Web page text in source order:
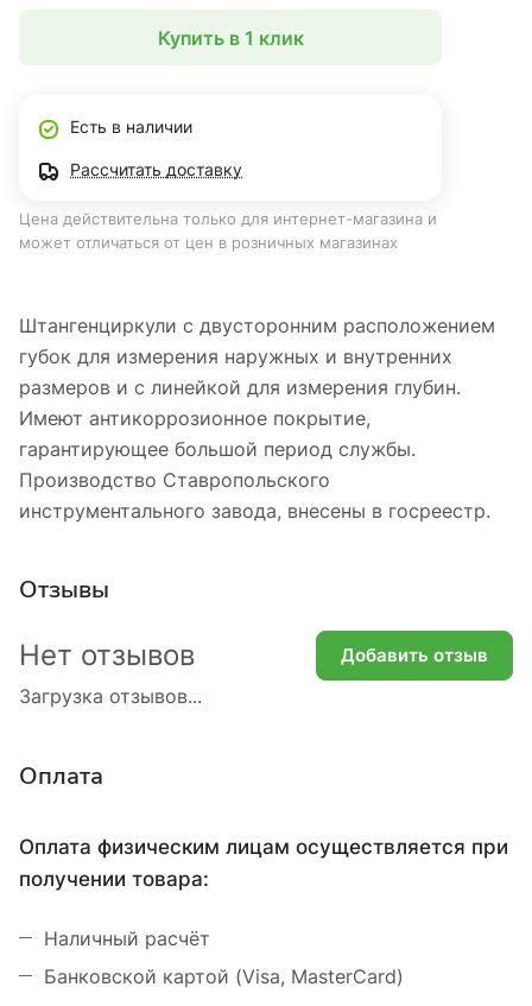
Купить в 1 клик
Есть в наличии
Рассчитать доставку
Цена действительна только для интернет-магазина и
может отличаться от цен в розничных магазинах
Штангенциркули с двусторонним расположением
губок для измерения наружных и внутренних
размеров и с линейкой для измерения глубин.
Имеют антикоррозионное покрытие,
гарантирующее большой период службы.
Производство Ставропольского
инструментального завода, внесены в госреестр.
Отзывы
Загрузка отзывов...
Нет отзывов Добавить отзыв
Оплата
Оплата физическим лицам осуществляется при
получении товара:
Наличный расчёт
Банковской картой (Visa, MasterCard)